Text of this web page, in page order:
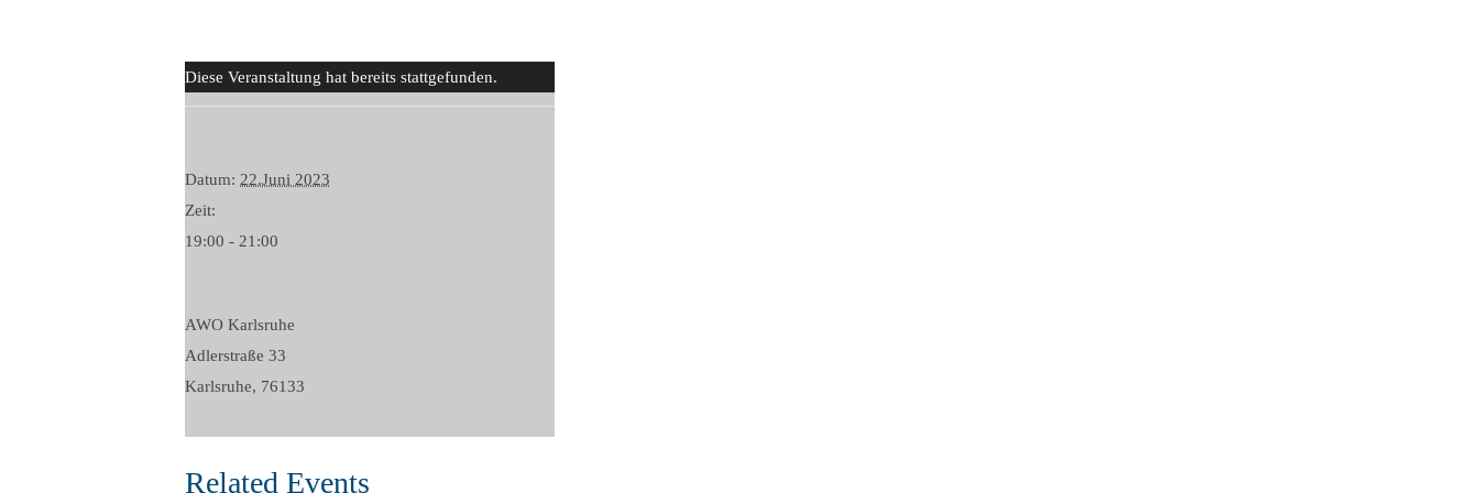
Diese Veranstaltung hat bereits stattgefunden.
Datum: 22.Juni 2023
Zeit:
19:00 - 21:00
AWO Karlsruhe
Adlerstraße 33
Karlsruhe, 76133
Related Events